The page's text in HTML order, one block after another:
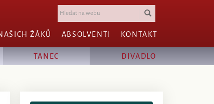
ŽÁKŮ ABSOLVENTI KONTAKT
TANEC DIVADLO